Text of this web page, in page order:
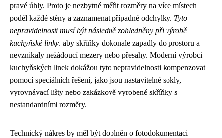
pravé úhly. Proto je nezbytné měřit rozměry na více místech
podél každé stěny a zaznamenat případné odchylky. Tyto
nepravidelnosti musí být následně zohledněny při výrobě
kuchyňské linky, aby skříňky dokonale zapadly do prostoru a
nevznikaly nežádoucí mezery nebo přesahy. Moderní výrobci
kuchyňských linek dokážou tyto nepravidelnosti kompenzovat
pomocí speciálních řešení, jako jsou nastavitelné sokly,
vyrovnávací lišty nebo zakázkově vyrobené skříňky s
nestandardními rozměry.
Technický nákres by měl být doplněn o fotodokumentaci